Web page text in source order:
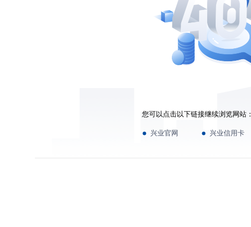
您可以点击以下链接继续浏览网站：
兴业官网 兴业信用卡